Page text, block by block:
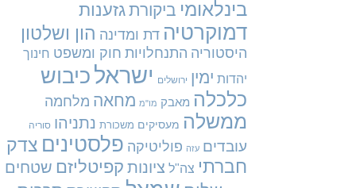
בינלאומיביקורתגזענות
דמוקרטיה דת ומדינההון ושלטון
היסטוריה התנחלויות חוק ומשפט חינוך
יהדות ימין ירושלים ישראלכיבוש
כלכלה מאבק מו"מ מחאהמלחמה
ממשלה מעסיקים משכורת נתניהו סוריה
עובדים עזה פוליטיקה פלסטיניםצדק
חברתי צה"ל ציונותקפיטליזםשטחים